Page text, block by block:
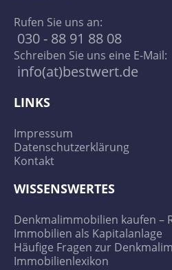
Rufen Sie uns an:
030 - 88 91 88 08
Schreiben Sie uns eine E-Mail:
info(at)bestwert.de
LINKS
Impressum
Datenschutzerklärung
Kontakt
WISSENSWERTES
Denkmalimmobilien kaufen –
Immobilien als Kapitalanlage
Häufige Fragen zur
Immobilienlexikon